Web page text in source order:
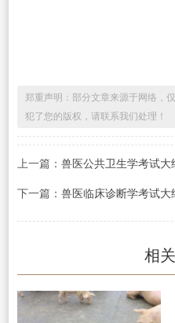
郑重声明：部分文章来源于网络，
犯了您的版权，请联系我们处理！
上一篇： 兽医公共卫生学考试大
下一篇： 兽医临床诊断学考试大
相